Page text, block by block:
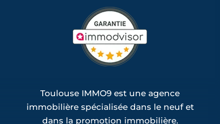
Toulouse IMMO9 est une agence
immobilière spécialisée dans le neuf et
dans la promotion immobilière.